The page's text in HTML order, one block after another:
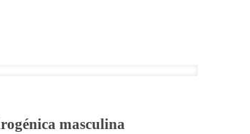
masculina